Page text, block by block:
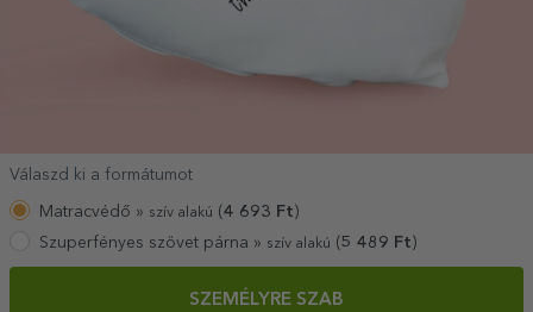
Válaszd ki a formátumot
Matracvédő » szív alakú (4 693 Ft )
Szuperfényes szövet párna » szív alakú (5 489 Ft)
SZEMÉLYRE SZAB